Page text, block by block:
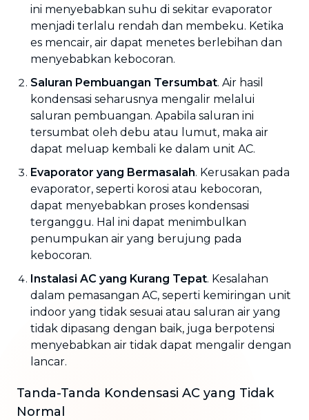
ini menyebabkan suhu di sekitar evaporator
menjadi terlalu rendah dan membeku. Ketika
es mencair, air dapat menetes berlebihan dan
menyebabkan kebocoran.
Saluran Pembuangan Tersumbat. Air hasil
kondensasi seharusnya mengalir melalui
saluran pembuangan. Apabila saluran ini
tersumbat oleh debu atau lumut, maka air
dapat meluap kembali ke dalam unit AC.
Evaporator yang Bermasalah. Kerusakan pada
evaporator, seperti korosi atau kebocoran,
dapat menyebabkan proses kondensasi
terganggu. Hal ini dapat menimbulkan
penumpukan air yang berujung pada
kebocoran.
Instalasi AC yang Kurang Tepat. Kesalahan
dalam pemasangan AC, seperti kemiringan unit
indoor yang tidak sesuai atau saluran air yang
tidak dipasang dengan baik, juga berpotensi
menyebabkan air tidak dapat mengalir dengan
lancar.
Tanda-Tanda Kondensasi AC yang Tidak
Normal